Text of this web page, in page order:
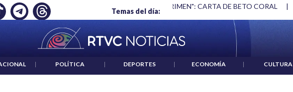
Temas del día:
EMPLEO: JP MORGAN "HABLAR NO ES UN CRIMEN": CARTA DE BETO CORAL |
| POLÍTICA | DEPORTES | ECONOMÍA | CULTURA